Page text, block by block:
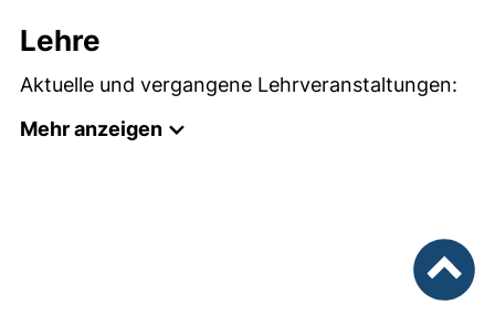
Lehre
Aktuelle und vergangene Lehrveranstaltungen:
Mehr anzeigen